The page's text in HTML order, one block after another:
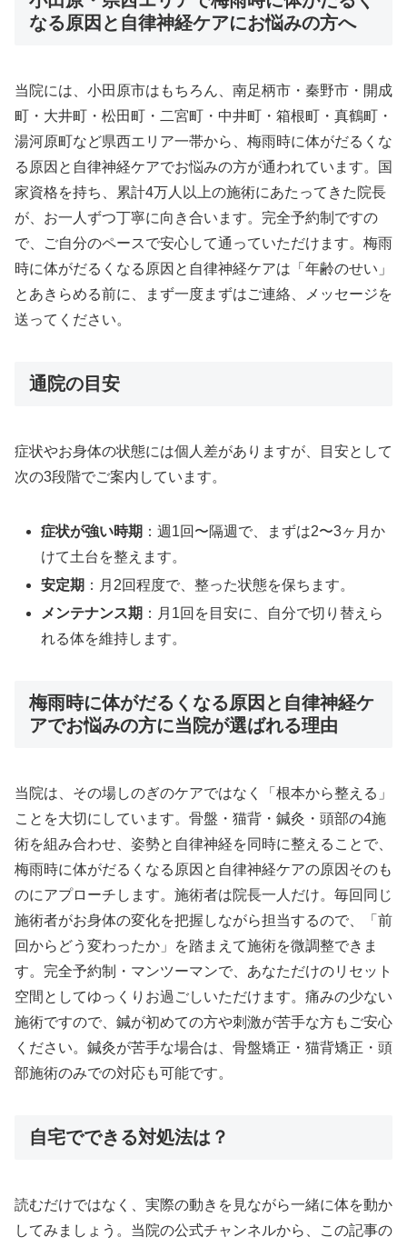
なる原因と自律神経ケアにお悩みの方へ
当院には、小田原市はもちろん、南足柄市・秦野市・開成
町・大井町・松田町・二宮町・中井町・箱根町・真鶴町・
湯河原町など県西エリア一帯から、梅雨時に体がだるくな
る原因と自律神経ケアでお悩みの方が通われています。国
家資格を持ち、累計4万人以上の施術にあたってきた院長
が、お一人ずつ丁寧に向き合います。完全予約制ですの
で、ご自分のペースで安心して通っていただけます。梅雨
時に体がだるくなる原因と自律神経ケアは「年齢のせい」
とあきらめる前に、まず一度まずはご連絡、メッセージを
送ってください。
通院の目安
症状やお身体の状態には個人差がありますが、目安として
次の3段階でご案内しています。
症状が強い時期 ：週1回〜隔週で、まずは2〜3ヶ月か
けて土台を整えます。
安定期 ：月2回程度で、整った状態を保ちます。
メンテナンス期 ：月1回を目安に、自分で切り替えら
れる体を維持します。
梅雨時に体がだるくなる原因と自律神経ケ
アでお悩みの方に当院が選ばれる理由
当院は、その場しのぎのケアではなく「根本から整える」
ことを大切にしています。骨盤・猫背・鍼灸・頭部の4施
術を組み合わせ、姿勢と自律神経を同時に整えることで、
梅雨時に体がだるくなる原因と自律神経ケアの原因そのも
のにアプローチします。施術者は院長一人だけ。毎回同じ
施術者がお身体の変化を把握しながら担当するので、「前
回からどう変わったか」を踏まえて施術を微調整できま
す。完全予約制・マンツーマンで、あなただけのリセット
空間としてゆっくりお過ごしいただけます。痛みの少ない
施術ですので、鍼が初めての方や刺激が苦手な方もご安心
ください。鍼灸が苦手な場合は、骨盤矯正・猫背矯正・頭
部施術のみでの対応も可能です。
自宅でできる対処法は？
読むだけではなく、実際の動きを見ながら一緒に体を動か
してみましょう。当院の公式チャンネルから、この記事の